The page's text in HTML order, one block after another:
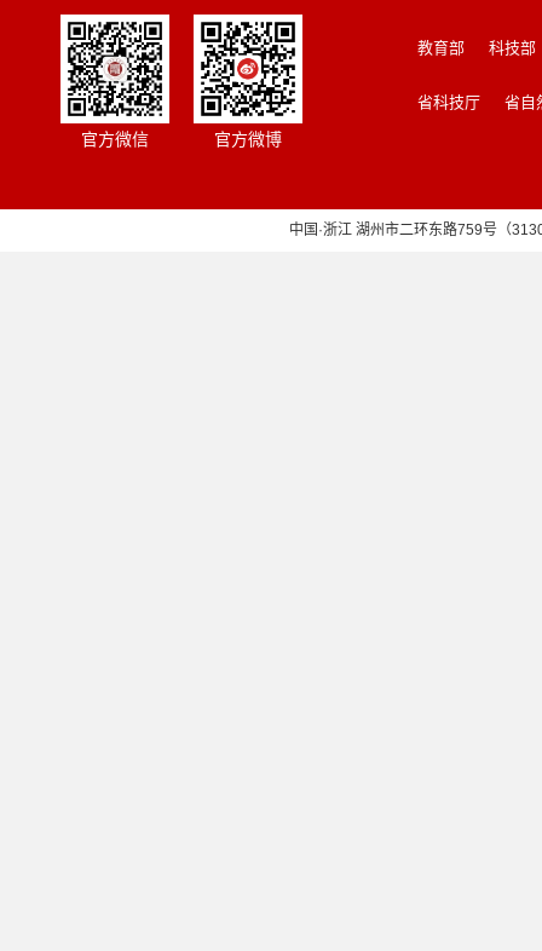
官方微信 官方微博
教育部 科技部
省科技厅 省自
中国·浙江 湖州市二环东路759号（